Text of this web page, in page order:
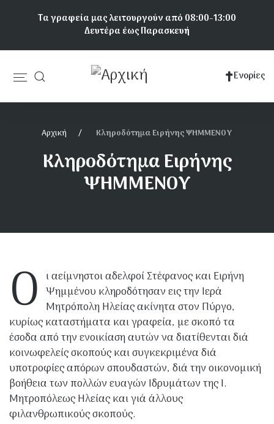
Τα γραφεία μας λειτουργούν από 08:00-13:00
Δευτέρα έως Παρασκευή
Κεντρική
πλοήγηση
Ενορίες
Αρχική Κληροδότημα Ειρήνης ΨΗΜΜΕΝΟΥ
Κληροδότημα Ειρήνης
ΨΗΜΜΕΝΟΥ
Ο ι αείμνηστοι αδελφοί Στέφανος και Ειρήνη
Ψημμένου κληροδότησαν εις την Ιερά
Μητρόπολη Ηλείας ακίνητα στον Πύργο,
κυρίως καταστήματα και γραφεία, με σκοπό τα
έσοδα από την ενοικίαση αυτών να διατίθενται διά
κοινωφελείς σκοπούς και συγκεκριμένα διά
υποτροφίες απόρων σπουδαστών, διά την οικονομική
βοήθεια των πολλών ευαγών Ιδρυμάτων της Ι.
Μητροπόλεως Ηλείας και γιά άλλους
φιλανθρωπικούς σκοπούς.